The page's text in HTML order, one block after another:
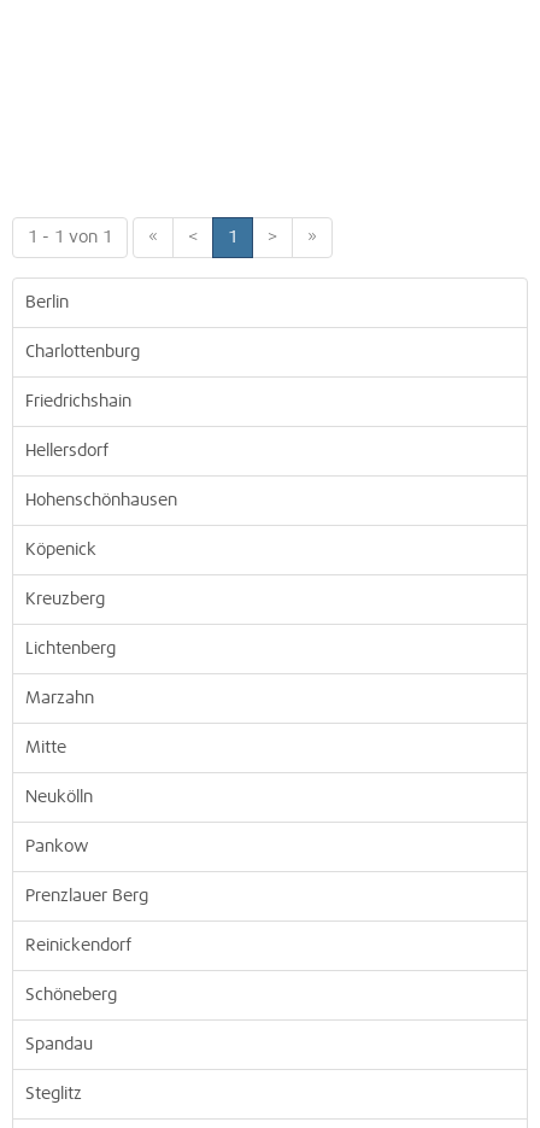
1 - 1 von 1 « < 1 > »
Berlin
Charlottenburg
Friedrichshain
Hellersdorf
Hohenschönhausen
Köpenick
Kreuzberg
Lichtenberg
Marzahn
Mitte
Neukölln
Pankow
Prenzlauer Berg
Reinickendorf
Schöneberg
Spandau
Steglitz